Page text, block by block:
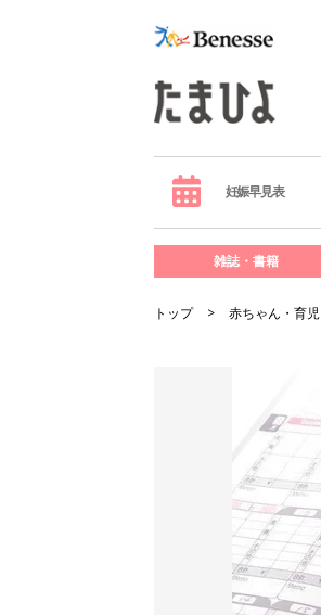
妊娠早見表
雑誌・書籍
トップ 赤ちゃん・育児